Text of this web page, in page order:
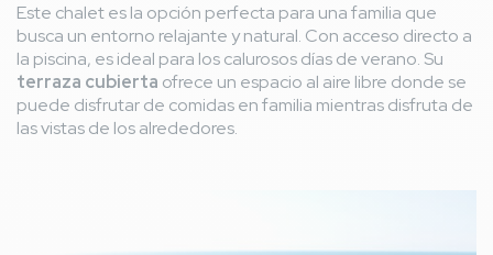
Este chalet es la opción perfecta para una familia que
busca un entorno relajante y natural. Con acceso directo a
la piscina, es ideal para los calurosos días de verano. Su
terraza cubierta ofrece un espacio al aire libre donde se
puede disfrutar de comidas en familia mientras disfruta de
las vistas de los alrededores.